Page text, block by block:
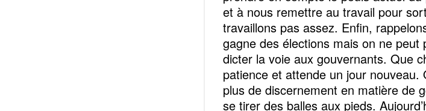
et à nous remettre au travail pour
travaillons pas assez. Enfin,
gagne des élections mais on ne
dicter la voie aux gouvernants. Que
patience et attende un jour
plus de discernement en matière de
se tirer des balles aux pieds.